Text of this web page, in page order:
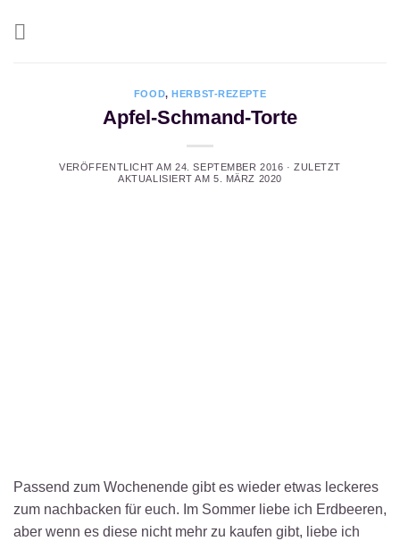
FOOD,HERBST-REZEPTE
Apfel-Schmand-Torte
VERÖFFENTLICHT AM24. SEPTEMBER 2016 · ZULETZT
AKTUALISIERT AM5. MÄRZ 2020
Passend zum Wochenende gibt es wieder etwas leckeres
zum nachbacken für euch. Im Sommer liebe ich Erdbeeren,
aber wenn es diese nicht mehr zu kaufen gibt, liebe ich